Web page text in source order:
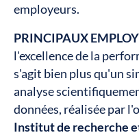
employeurs.
PRINCIPAUX
l'excellence de la
s'agit bien plus qu'un
analyse
données, réalisée par
Institut de recherche